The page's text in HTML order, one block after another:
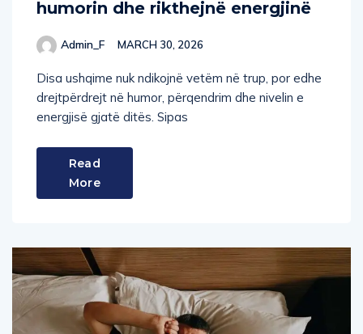
humorin dhe rikthejnë energjinë
Admin_F MARCH 30, 2026
Disa ushqime nuk ndikojnë vetëm në trup, por edhe
drejtpërdrejt në humor, përqendrim dhe nivelin e
energjisë gjatë ditës. Sipas
Read
More